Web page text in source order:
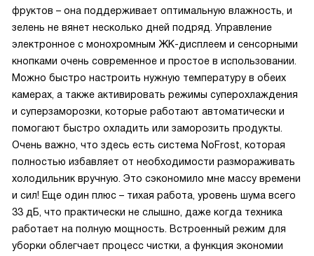
фруктов – она поддерживает оптимальную влажность, и
зелень не вянет несколько дней подряд. Управление
электронное с монохромным ЖК-дисплеем и сенсорными
кнопками очень современное и простое в использовании.
Можно быстро настроить нужную температуру в обеих
камерах, а также активировать режимы суперохлаждения
и суперзаморозки, которые работают автоматически и
помогают быстро охладить или заморозить продукты.
Очень важно, что здесь есть система NoFrost, которая
полностью избавляет от необходимости размораживать
холодильник вручную. Это сэкономило мне массу времени
и сил! Еще один плюс – тихая работа, уровень шума всего
33 дБ, что практически не слышно, даже когда техника
работает на полную мощность. Встроенный режим для
уборки облегчает процесс чистки, а функция экономии